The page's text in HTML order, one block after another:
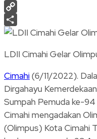
Print
Copy
Link
Share
LDII Cimahi Gelar
Cimahi(6/11/2022).
Dirgahayu
Sumpah Pemuda ke-
Cimahi mengadakan
(Olimpus) Kota Cimahi